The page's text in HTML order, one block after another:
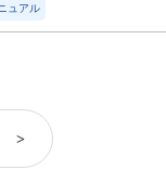
ュアル
>